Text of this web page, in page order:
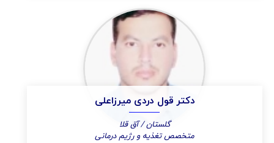
دکتر قول دردی میرزاعلی
گلستان / آق قلا
متخصص تغذیه و رژیم درمانی